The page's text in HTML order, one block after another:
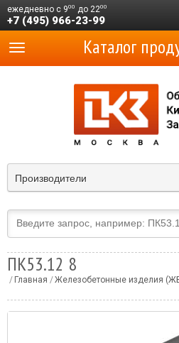
ежедневно с 900 до 2200
+7 (495) 966-23-99
Производители
Каталог
ПК53.12 8
Главная Железобетонные изделия